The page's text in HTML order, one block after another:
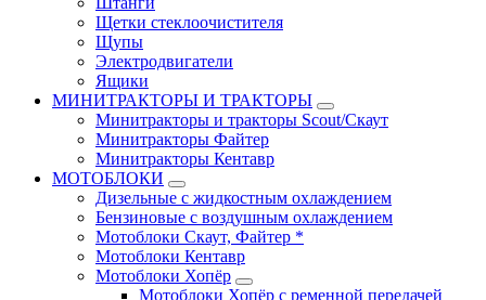
Щетки стеклоочистителя
Щупы
Электродвигатели
Ящики
МИНИТРАКТОРЫ И ТРАКТОРЫ
Минитракторы и тракторы Scout/Скаут
Минитракторы Файтер
Минитракторы Кентавр
МОТОБЛОКИ
Дизельные с жидкостным охлаждением
Бензиновые с воздушным охлаждением
Мотоблоки Скаут, Файтер *
Мотоблоки Кентавр
Мотоблоки Хопёр
Мотоблоки Хопёр с ременной передачей